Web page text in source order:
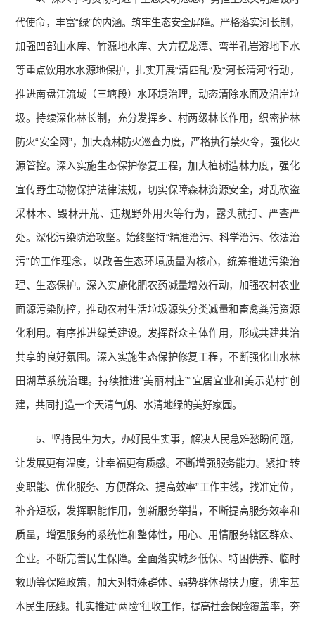
代使命，丰富“绿”的内涵。筑牢生态安全屏障。严格落实河长制，
加强凹部山水库、竹源地水库、大方摆龙潭、弯半孔岩溶地下水
等重点饮用水水源地保护，扎实开展“清四乱”及“河长清河”行动，
推进南盘江流域（三塘段）水环境治理，动态清除水面及沿岸垃
圾。持续深化林长制，充分发挥乡、村两级林长作用，织密护林
防火“安全网”，加大森林防火巡查力度，严格执行禁火令，强化火
源管控。深入实施生态保护修复工程，加大植树造林力度，强化
宣传野生动物保护法律法规，切实保障森林资源安全，对乱砍盗
采林木、毁林开荒、违规野外用火等行为，露头就打、严查严
处。深化污染防治攻坚。始终坚持“精准治污、科学治污、依法治
污”的工作理念，以改善生态环境质量为核心，统筹推进污染治
理、生态保护。深入实施化肥农药减量增效行动，加强农村农业
面源污染防控，推动农村生活垃圾源头分类减量和畜禽粪污资源
化利用。有序推进绿美建设。发挥群众主体作用，形成共建共治
共享的良好氛围。深入实施生态保护修复工程，不断强化山水林
田湖草系统治理。持续推进“美丽村庄”“宜居宜业和美示范村”创
建，共同打造一个天清气朗、水清地绿的美好家园。
5、坚持民生为大，办好民生实事，解决人民急难愁盼问题，
让发展更有温度，让幸福更有质感。不断增强服务能力。紧扣“转
变职能、优化服务、方便群众、提高效率”工作主线，找准定位，
补齐短板，发挥职能作用，创新服务举措，不断提高服务效率和
质量，增强服务的系统性和整体性，用心、用情服务辖区群众、
企业。不断完善民生保障。全面落实城乡低保、特困供养、临时
救助等保障政策，加大对特殊群体、弱势群体帮扶力度，兜牢基
本民生底线。扎实推进“两险”征收工作，提高社会保险覆盖率，夯